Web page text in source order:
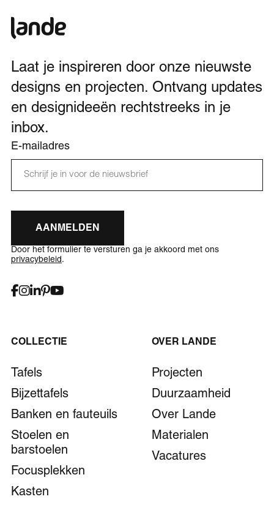
Laat je inspireren door onze nieuwste
designs en projecten. Ontvang updates
en designideeën rechtstreeks in je
inbox.
E-mailadres
AANMELDEN
Door het formulier te versturen ga je akkoord met ons
privacybeleid.
COLLECTIE
Tafels
Bijzettafels
Banken en fauteuils
Stoelen en
barstoelen
Focusplekken
Kasten
OVER LANDE
Projecten
Duurzaamheid
Over Lande
Materialen
Vacatures